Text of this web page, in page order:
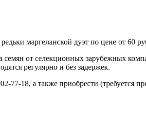
маргеланской дуэт по цене от 60
от селекционных зарубежных
регулярно и без задержек.
18, а также приобрести (требуется